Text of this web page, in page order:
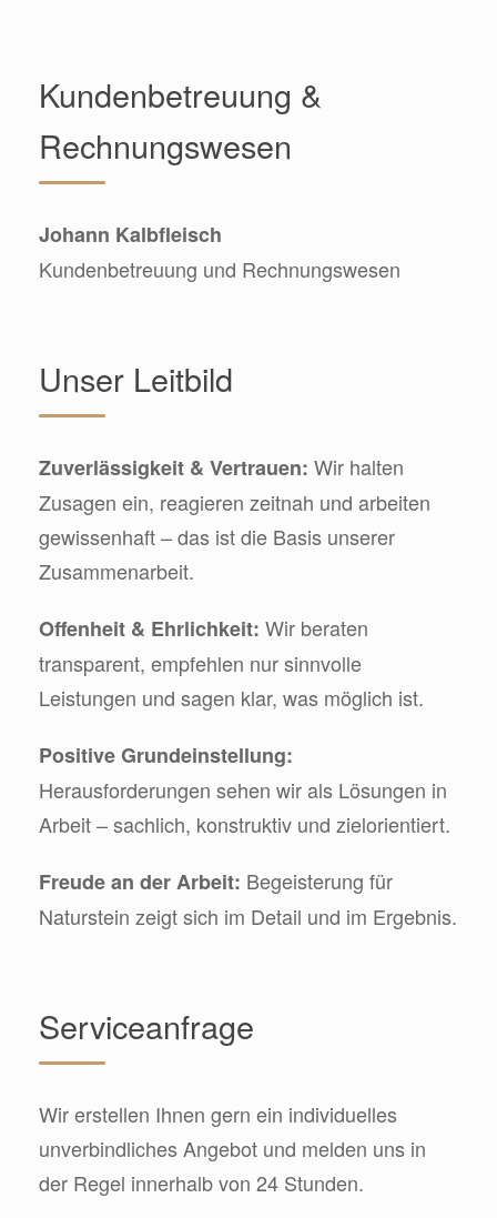
Kundenbetreuung &
Rechnungswesen
Johann Kalbfleisch
Kundenbetreuung und Rechnungswesen
Unser Leitbild
Zuverlässigkeit & Vertrauen: Wir halten
Zusagen ein, reagieren zeitnah und arbeiten
gewissenhaft – das ist die Basis unserer
Zusammenarbeit.
Offenheit & Ehrlichkeit: Wir beraten
transparent, empfehlen nur sinnvolle
Leistungen und sagen klar, was möglich ist.
Positive Grundeinstellung:
Herausforderungen sehen wir als Lösungen in
Arbeit – sachlich, konstruktiv und zielorientiert.
Freude an der Arbeit: Begeisterung für
Naturstein zeigt sich im Detail und im Ergebnis.
Serviceanfrage
Wir erstellen Ihnen gern ein individuelles
unverbindliches Angebot und melden uns in
der Regel innerhalb von 24 Stunden.